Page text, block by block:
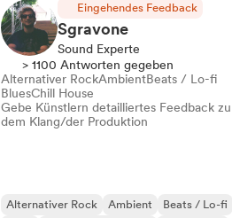
Eingehendes Feedback
Sgravone
Sound Experte
> 1100 Antworten gegeben
Alternativer RockAmbientBeats / Lo-fi
BluesChill House
Gebe Künstlern detailliertes Feedback zu
dem Klang/der Produktion
Alternativer Rock Ambient
Beats / Lo-fi